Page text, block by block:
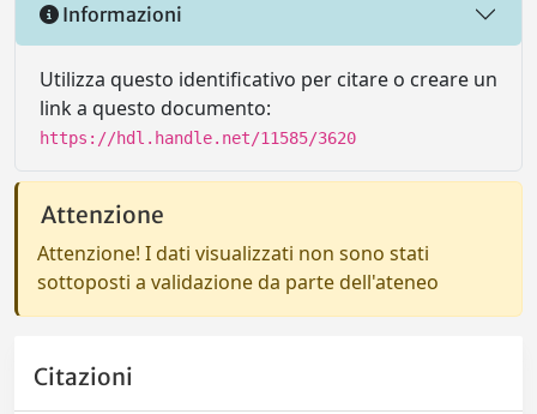
Informazioni
Utilizza questo identificativo per citare o creare un
link a questo documento:
https://hdl.handle.net/11585/3620
Attenzione
Attenzione! I dati visualizzati non sono stati
sottoposti a validazione da parte dell'ateneo
Citazioni